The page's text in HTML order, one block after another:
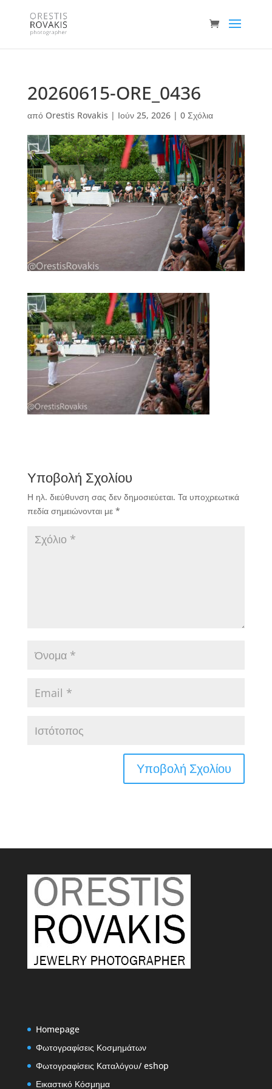
20260615-ORE_0436
από Orestis Rovakis | Ιούν 25, 2026| 0 Σχόλια
Υποβολή Σχολίου
Η ηλ. διεύθυνση σας δεν δημοσιεύεται. Τα υποχρεωτικά
πεδία σημειώνονται με *
Homepage
Φωτογραφίσεις Κοσμημάτων
Φωτογραφίσεις Καταλόγου/ eshop
Εικαστικό Κόσμημα